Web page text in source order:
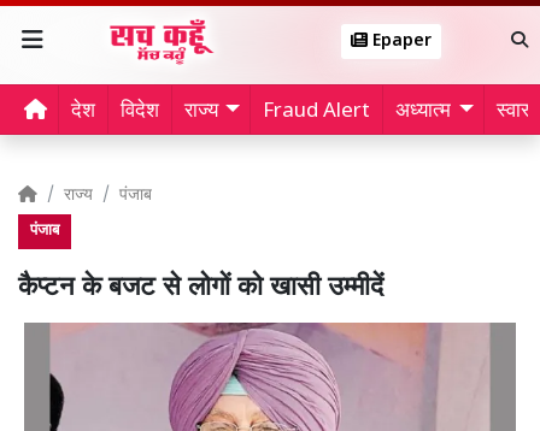
Epaper
देश विदेश राज्य Fraud Alert अध्यात्म
राज्य पंजाब
पंजाब
कैप्टन के बजट से लोगों को खासी उम्मीदें